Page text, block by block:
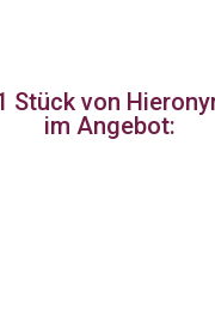
Stückvon
im Angebot: